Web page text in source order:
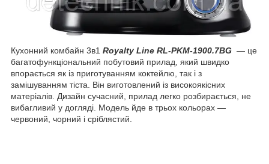
Кухонний комбайн 3в1 Royalty Line RL-PKM-1900.7BG — це
багатофункціональний побутовий прилад, який швидко
впорається як із приготуванням коктейлю, так і з
замішуванням тіста. Він виготовлений із високоякісних
матеріалів. Дизайн сучасний, прилад легко розбирається, не
вибагливий у догляді. Модель йде в трьох кольорах —
червоний, чорний і сріблястий.